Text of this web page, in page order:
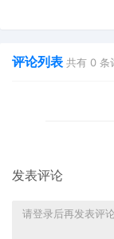
还有33% 的消费
息
评论列表 共有 0 条
发表评论